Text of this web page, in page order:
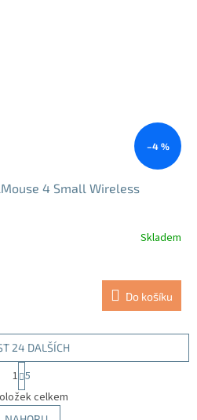
–4 %
4 Small Wireless
Skladem
Do košíku
O
v
24 DALŠÍCH
S
t
r
á
1 5
celkem